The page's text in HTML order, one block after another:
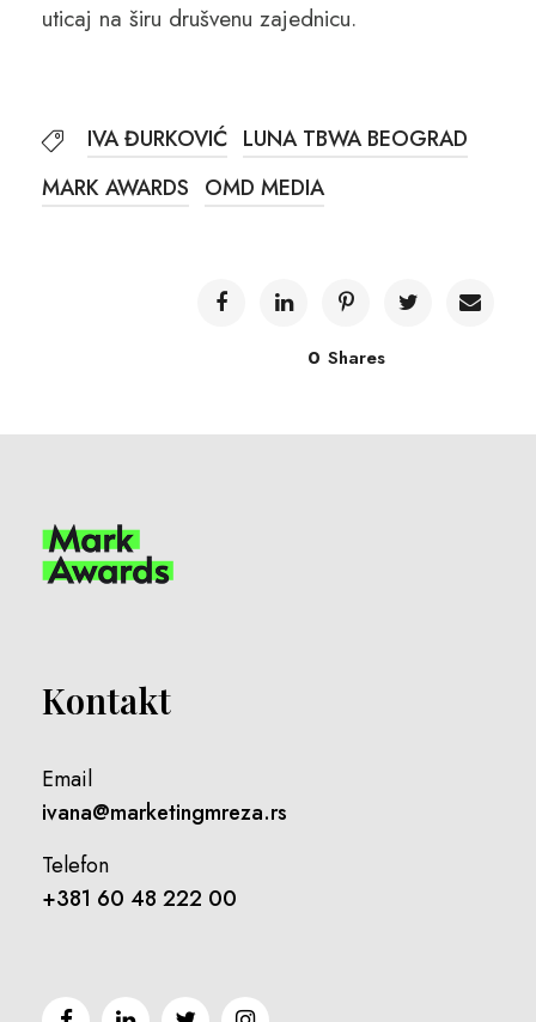
uticaj na širu drušvenu zajednicu.
IVA ĐURKOVIĆ LUNA TBWA BEOGRAD
MARK AWARDS OMD MEDIA
0 Shares
Kontakt
Email
ivana@marketingmreza.rs
Telefon
+381 60 48 222 00